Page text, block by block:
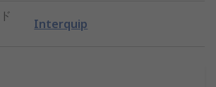
Interquip